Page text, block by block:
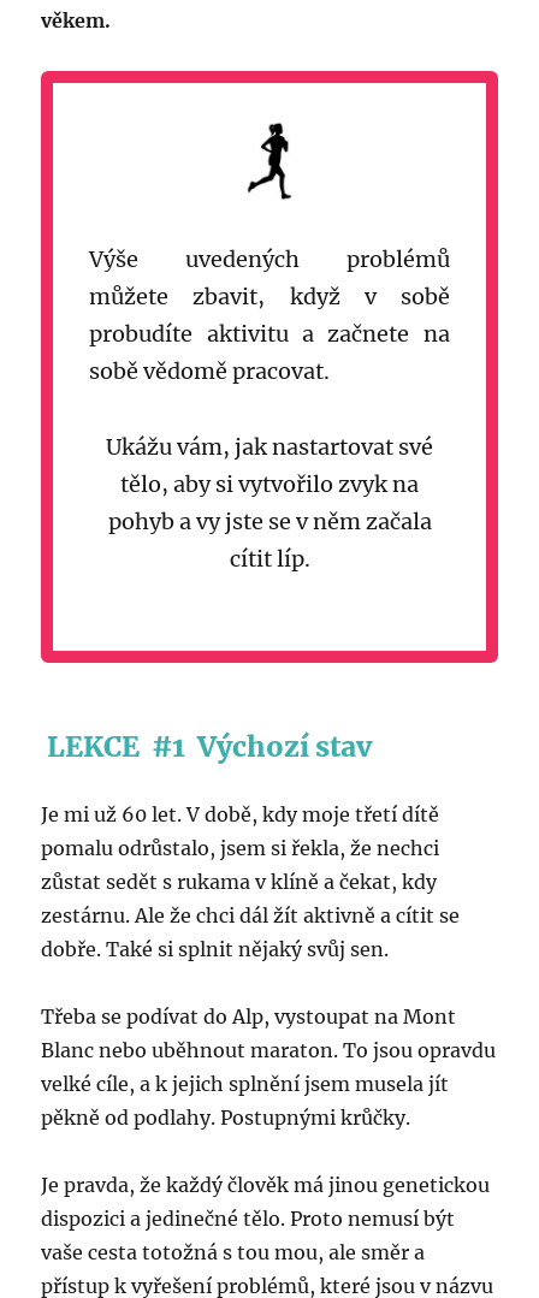
věkem.
Výše uvedených problémů
můžete zbavit, když v sobě
probudíte aktivitu a začnete na
sobě vědomě pracovat.
Ukážu vám, jak nastartovat své
tělo, aby si vytvořilo zvyk na
pohyb a vy jste se v něm začala
cítit líp.
LEKCE #1 Výchozí stav
Je mi už 60 let. V době, kdy moje třetí dítě
pomalu odrůstalo, jsem si řekla, že nechci
zůstat sedět s rukama v klíně a čekat, kdy
zestárnu. Ale že chci dál žít aktivně a cítit se
dobře. Také si splnit nějaký svůj sen.
Třeba se podívat do Alp, vystoupat na Mont
Blanc nebo uběhnout maraton. To jsou opravdu
velké cíle, a k jejich splnění jsem musela jít
pěkně od podlahy. Postupnými krůčky.
Je pravda, že každý člověk má jinou genetickou
dispozici a jedinečné tělo. Proto nemusí být
vaše cesta totožná s tou mou, ale směr a
přístup k vyřešení problémů, které jsou v názvu